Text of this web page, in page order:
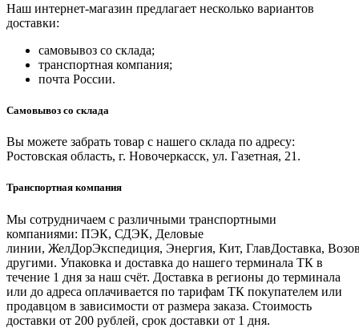
Наш интернет-магазин предлагает несколько вариантов
доставки:
самовывоз со склада;
транспортная компания;
почта России.
Самовывоз со склада
Вы можете забрать товар с нашего склада по адресу:
Ростовская область, г. Новочеркасск, ул. Газетная, 21.
Транспортная компания
Мы сотрудничаем с различными транспортными
компаниями: ПЭК, СДЭК, Деловые
линии, ЖелДорЭкспедиция, Энергия, Кит, ГлавДоставка,
другими. Упаковка и доставка до нашего терминала ТК в
течение 1 дня за наш счёт. Доставка в регионы до терминала
или до адреса оплачивается по тарифам ТК покупателем или
продавцом в зависимости от размера заказа. Стоимость
доставки от 200 рублей, срок доставки от 1 дня.